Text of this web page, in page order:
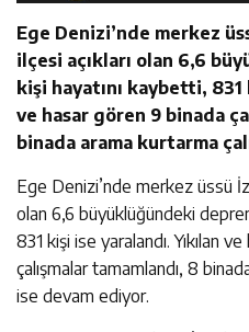
Ege Denizi’nde merkez
ilçesi açıkları olan 6,6
kişi hayatını kaybetti, 831
ve hasar gören 9 binada
binada arama kurtarma
Ege Denizi’nde merkez üssü
olan 6,6 büyüklüğündeki
831 kişi ise yaralandı. Yıkılan
çalışmalar tamamlandı, 8
ise devam ediyor.